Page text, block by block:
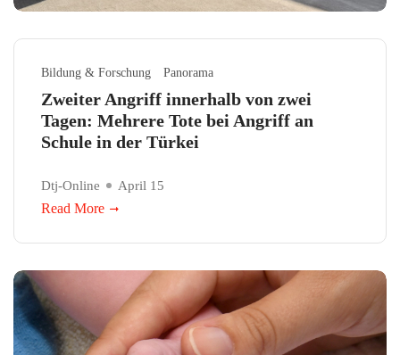
Bildung & Forschung Panorama
Zweiter Angriff innerhalb von zwei
Tagen: Mehrere Tote bei Angriff an
Schule in der Türkei
Dtj-Online April 15
Read More